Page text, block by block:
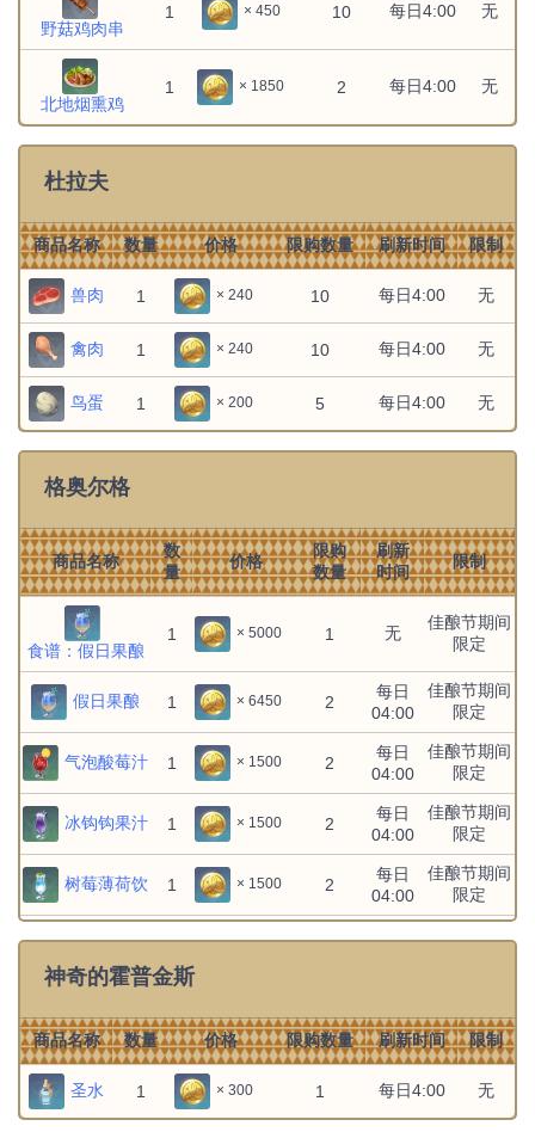
野菇鸡肉串
1 × 450 10 每日4:00 无
北地烟熏鸡
1 × 1850 2 每日4:00 无
杜拉夫
商品名称 数量 价格 限购数量 刷新时间 限制
兽肉 1 × 240 10 每日4:00 无
禽肉 1 × 240 10 每日4:00 无
鸟蛋 1 × 200 5 每日4:00 无
格奥尔格
商品名称
数
量
价格
限购
数量
刷新
时间
限制
食谱：假日果酿
1 × 5000 1 无
佳酿节期间
限定
假日果酿 1 × 6450 2
每日
04:00
佳酿节期间
限定
气泡酸莓汁 1 × 1500 2
每日
04:00
佳酿节期间
限定
冰钩钩果汁 1 × 1500 2
每日
04:00
佳酿节期间
限定
树莓薄荷饮 1 × 1500 2
每日
04:00
佳酿节期间
限定
苹果酿 1 × 1500 2
神奇的霍普金斯
商品名称 数量 价格 限购数量 刷新时间 限制
圣水 1 × 300 1 每日4:00 无